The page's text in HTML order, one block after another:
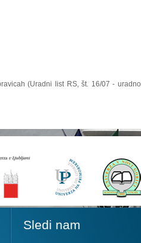
(Uradni list RS, št. 16/07 - uradno
Sledi nam